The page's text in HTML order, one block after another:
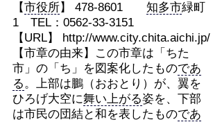
【市役所】 478-8601 知多市緑町
1 TEL：0562-33-3151
【URL】 http://www.city.chita.aichi.jp/
【市章の由来】この市章は「ちた
市」の「ち」を図案化したものであ
る。上部は鵬（おおとり）が、翼を
ひろげ大空に舞い上がる姿を、下部
は市民の団結と和を表したものであ